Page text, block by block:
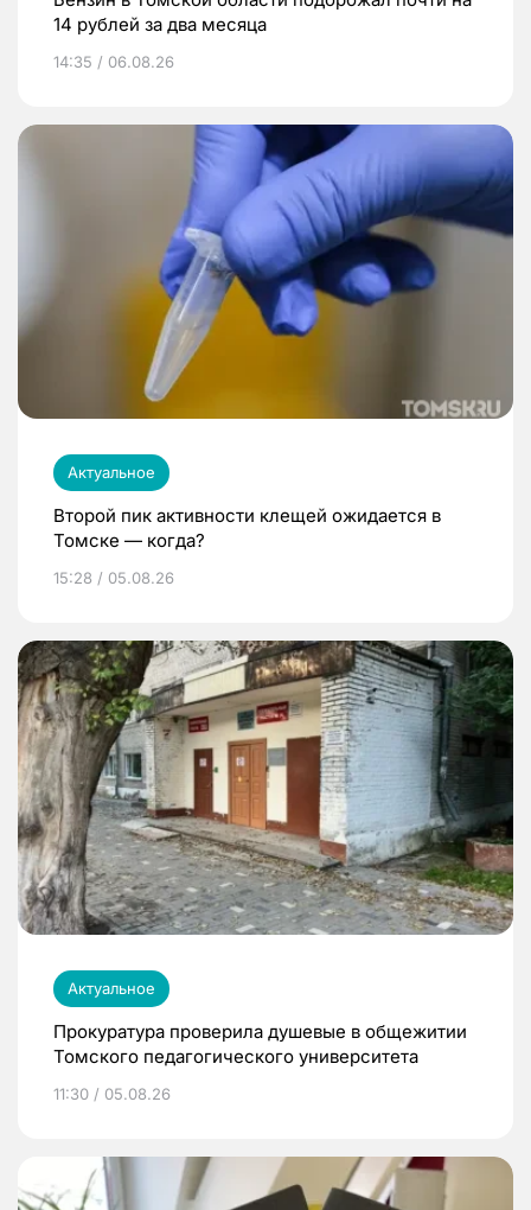
14 рублей за два месяца
14:35 / 06.08.26
Актуальное
Второй пик активности клещей ожидается в
Томске — когда?
15:28 / 05.08.26
Актуальное
Прокуратура проверила душевые в общежитии
Томского педагогического университета
11:30 / 05.08.26